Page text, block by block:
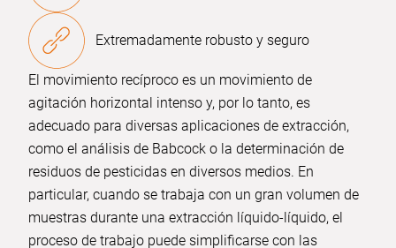
Extremadamente robusto y seguro
El movimiento recíproco es un movimiento de
agitación horizontal intenso y, por lo tanto, es
adecuado para diversas aplicaciones de extracción,
como el análisis de Babcock o la determinación de
residuos de pesticidas en diversos medios. En
particular, cuando se trabaja con un gran volumen de
muestras durante una extracción líquido-líquido, el
proceso de trabajo puede simplificarse con las